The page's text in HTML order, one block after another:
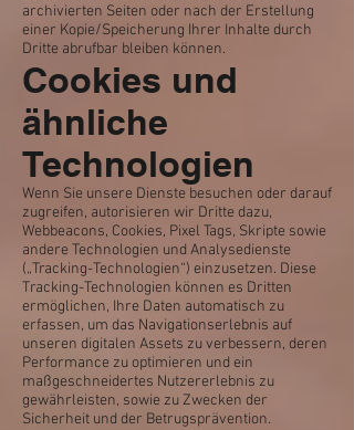
archivierten Seiten oder nach der Erstellung
einer Kopie/Speicherung Ihrer Inhalte durch
Dritte abrufbar bleiben können.
Cookies und
ähnliche
Technologien
Wenn Sie unsere Dienste besuchen oder darauf
zugreifen, autorisieren wir Dritte dazu,
Webbeacons, Cookies, Pixel Tags, Skripte sowie
andere Technologien und Analysedienste
(„Tracking-Technologien“) einzusetzen. Diese
Tracking-Technologien können es Dritten
ermöglichen, Ihre Daten automatisch zu
erfassen, um das Navigationserlebnis auf
unseren digitalen Assets zu verbessern, deren
Performance zu optimieren und ein
maßgeschneidertes Nutzererlebnis zu
gewährleisten, sowie zu Zwecken der
Sicherheit und der Betrugsprävention.